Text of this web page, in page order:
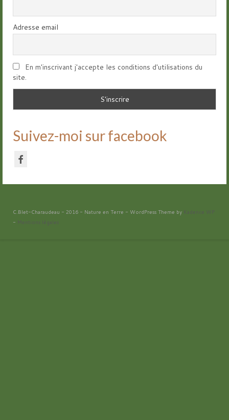
Adresse email
En m'inscrivant j'accepte les conditions d'utilisations du
site.
Suivez-moi sur facebook
C.Blet-Charaudeau - 2016 - Nature en Terre - WordPress Theme by
Kadence WP
- Mentions légales